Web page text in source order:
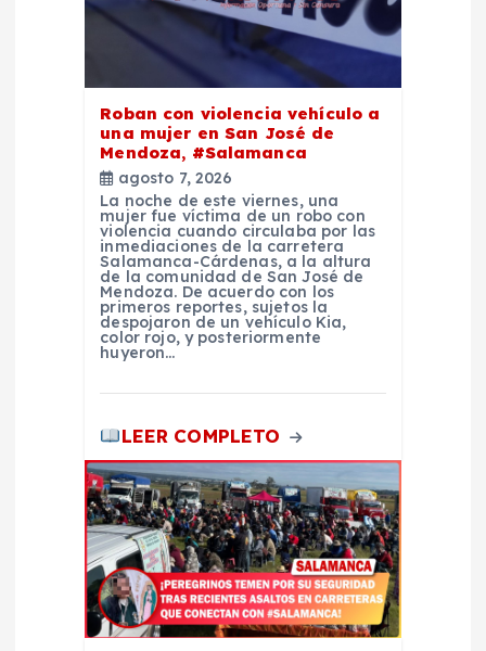
Roban con violencia vehículo a
una mujer en San José de
Mendoza, #Salamanca
agosto 7, 2026
La noche de este viernes, una
mujer fue víctima de un robo con
violencia cuando circulaba por las
inmediaciones de la carretera
Salamanca-Cárdenas, a la altura
de la comunidad de San José de
Mendoza. De acuerdo con los
primeros reportes, sujetos la
despojaron de un vehículo Kia,
color rojo, y posteriormente
huyeron…
LEER COMPLETO